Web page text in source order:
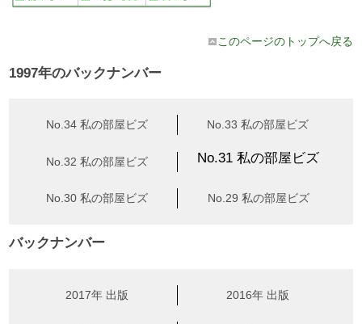
このページのトップへ戻る
1997年のバックナンバー
No.34 私の部屋ビズ No.33 私の部屋ビズ
No.32 私の部屋ビズ No.31 私の部屋ビズ
No.30 私の部屋ビズ No.29 私の部屋ビズ
バックナンバー
2017年 出版 2016年 出版